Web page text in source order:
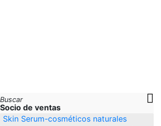
Buscar
Socio de ventas
Skin Serum-cosméticos naturales